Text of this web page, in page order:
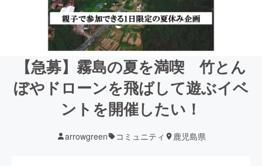
【急募】霧島の夏を満喫 竹とん
ぼやドローンを飛ばして遊ぶイベ
ントを開催したい！
arrowgreen コミュニティ 鹿児島県